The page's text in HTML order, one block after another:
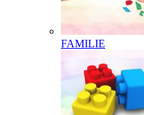
FAMILIE